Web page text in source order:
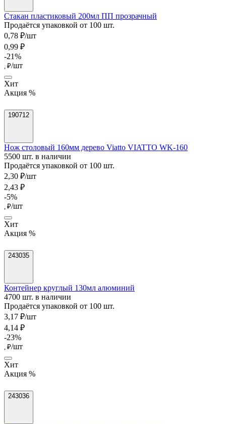
Стакан пластиковый 200мл ПП прозрачный
Продаётся упаковкой от 100 шт.
0,78 ₽/шт
0,99 ₽
-21%
, ₽/шт
Хит
Акция %
190712
Нож столовый 160мм дерево Viatto VIATTO WK-160
5500 шт. в наличии
Продаётся упаковкой от 100 шт.
2,30 ₽/шт
2,43 ₽
-5%
, ₽/шт
Хит
Акция %
243035
Контейнер круглый 130мл алюминий
4700 шт. в наличии
Продаётся упаковкой от 100 шт.
3,17 ₽/шт
4,14 ₽
-23%
, ₽/шт
Хит
Акция %
243036